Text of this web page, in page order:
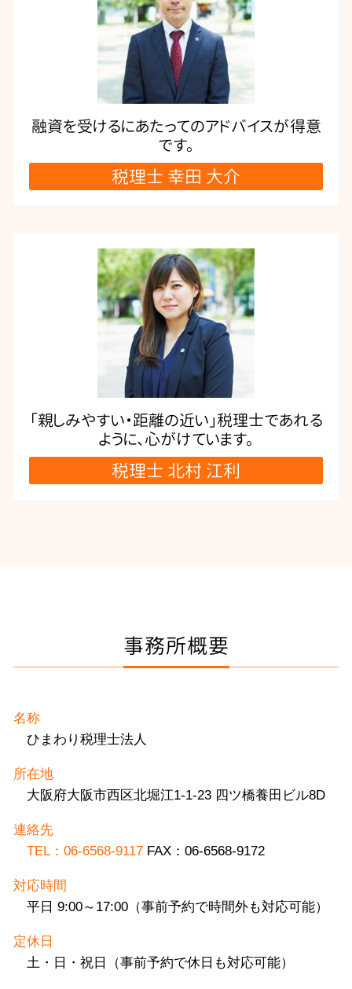
融資を受けるにあたってのアドバイスが得意
です。
税理士 幸田 大介
「親しみやすい・距離の近い」税理士であれる
ように、心がけています。
税理士 北村 江利
事務所概要
名称
ひまわり税理士法人
所在地
大阪府大阪市西区北堀江1-1-23 四ツ橋養田ビル8D
連絡先
TEL：06-6568-9117 FAX：06-6568-9172
対応時間
平日 9:00～17:00（事前予約で時間外も対応可能）
定休日
土・日・祝日（事前予約で休日も対応可能）